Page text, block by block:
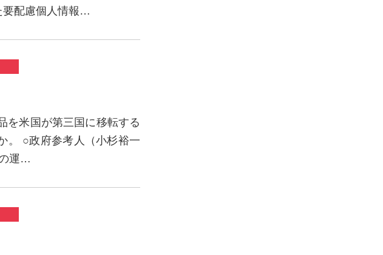
要配慮個人情報…
を米国が第三国に移転する
。 ○政府参考人（小杉裕一
運…